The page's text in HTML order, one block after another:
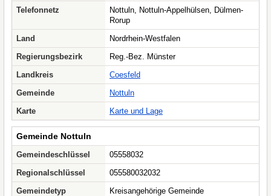
Telefonnetz
Nottuln, Nottuln-Appelhülsen, Dülmen-
Rorup
Land
Nordrhein-Westfalen
Regierungsbezirk
Reg.-Bez. Münster
Landkreis
Coesfeld
Gemeinde
Nottuln
Karte
Karte und Lage
Gemeinde Nottuln
Gemeindeschlüssel
05558032
Regionalschlüssel
055580032032
Gemeindetyp
Kreisangehörige Gemeinde